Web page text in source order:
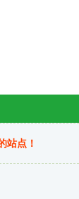
站点！